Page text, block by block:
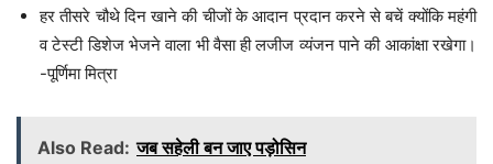
हर तीसरे चौथे दिन खाने की चीजों के आदान प्रदान करने से बचें क्योंकि महंगी
व टेस्टी डिशेज भेजने वाला भी वैसा ही लजीज व्यंजन पाने की आकांक्षा रखेगा।
-पूर्णिमा मित्रा
Also Read: जब सहेली बन जाए पड़ोसिन